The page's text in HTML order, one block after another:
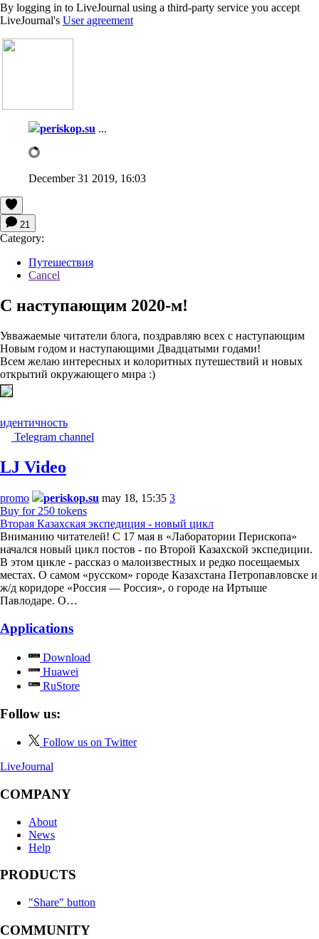
By logging in to LiveJournal using a third-party service you accept
LiveJournal's User agreement
periskop.su ...
December 31 2019, 16:03
21
Category:
Путешествия
Cancel
С наступающим 2020-м!
Увважаемые читатели блога, поздравляю всех с наступающим
Новым годом и наступающими Двадцатыми годами!
Всем желаю интересных и колоритных путешествий и новых
открытий окружающего мира :)
идентичность
Telegram channel
LJ Video
promo periskop.su may 18, 15:35 3
Buy for 250 tokens
Вторая Казахская экспедиция - новый цикл
Вниманию читателей! С 17 мая в «Лаборатории Перископа»
начался новый цикл постов - по Второй Казахской экспедиции.
В этом цикле - рассказ о малоизвестных и редко посещаемых
местах. О самом «русском» городе Казахстана Петропавловске и
ж/д коридоре «Россия — Россия», о городе на Иртыше
Павлодаре. О…
Applications
Download
Huawei
RuStore
Follow us:
Follow us on Twitter
LiveJournal
COMPANY
About
News
Help
PRODUCTS
"Share" button
COMMUNITY